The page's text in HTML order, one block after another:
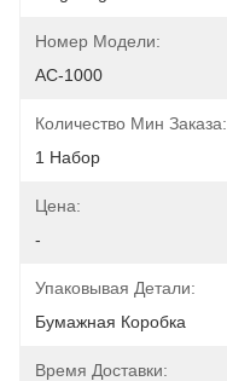
Номер Модели:
AC-1000
Количество Мин Заказа:
1 Набор
Цена:
-
Упаковывая Детали:
Бумажная Коробка
Время Доставки: